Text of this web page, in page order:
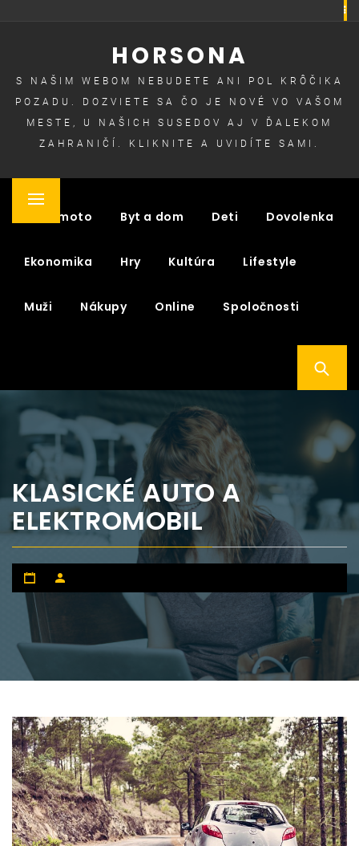
HORSONA
S NAŠIM WEBOM NEBUDETE ANI POL KRÔČIKA
POZADU. DOZVIETE SA ČO JE NOVÉ VO VAŠOM
MESTE, U NAŠICH SUSEDOV AJ V ĎALEKOM
ZAHRANIČÍ. KLIKNITE A UVIDÍTE SAMI.
Primary
Auto moto Byt a dom Deti Dovolenka
Ekonomika Hry Kultúra Lifestyle
Muži Nákupy Online Spoločnosti
KLASICKÉ AUTO A
ELEKTROMOBIL